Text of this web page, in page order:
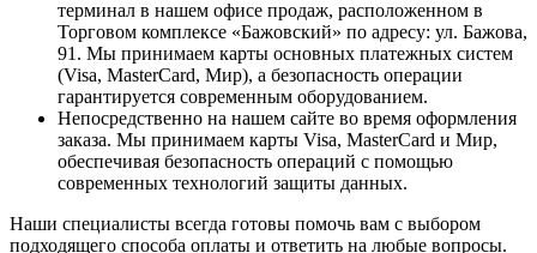
терминал в нашем офисе продаж, расположенном в
Торговом комплексе «Бажовский» по адресу: ул. Бажова,
91. Мы принимаем карты основных платежных систем
(Visa, MasterCard, Мир), а безопасность операции
гарантируется современным оборудованием.
Непосредственно на нашем сайте во время оформления
заказа. Мы принимаем карты Visa, MasterCard и Мир,
обеспечивая безопасность операций с помощью
современных технологий защиты данных.
Наши специалисты всегда готовы помочь вам с выбором
подходящего способа оплаты и ответить на любые вопросы.